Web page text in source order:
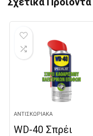
ΑΝΤΙΣΚΩΡΙΑΚΆ
WD-40 Σπρέι